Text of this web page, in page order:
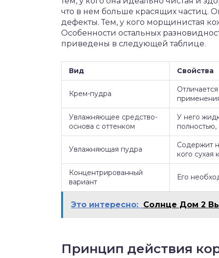
что в нем больше красящих частиц.
дефекты. Тем, у кого морщинистая
Особенности остальных
приведены в следующей таблице.
Вид Свойства
Крем-пудра
Увлажняющее средство-
основа с оттенком
У него
полностью,
Увлажняющая пудра
Содержит
кого сухая
Концентрированный
вариант
Его
Это интересно: Солнце Дом 2
Принцип действия